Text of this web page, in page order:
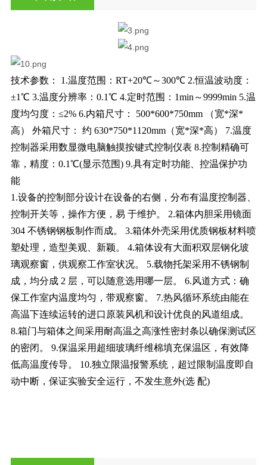
技术参数： 1.温度范围：RT+20℃～300℃ 2.恒温波动度：
±1℃ 3.温度分辨率：0.1℃ 4.定时范围：1min～9999min 5.温
度均匀度：≤2% 6.内箱尺寸： 500*600*750mm （宽*深*
高） 外箱尺寸： 约 630*750*1120mm（宽*深*高） 7.温度
控制器采用数显微电脑触摸按键式控制仪表 8.控制精确可
靠，精度：0.1℃(显示范围) 9.具有定时功能、控温保护功
能
1 .设备的控制部分设计在设备的右侧，分布有温度控制器、
控制开关等，操作方便，易 于维护。 2.箱体内胆采用镜面
304 不锈钢钢板制作而成。 3.箱体外壳采用优质钢板材料喷
塑处理，造型美观、新颖。 4.箱体设有大面积双层钢化玻
璃观察窗，供观察工作室状况。 5.载物托架采用不锈钢制
成，均分成 2 层，可以随意选用哪一层。 6.风道方式：确
保工作室内温度均匀，带观察窗。 7.热风循环系统由能在
高温下连续运转的进口原装风机和设计优良的风道组成。
8.箱门与箱体之间采用耐高温之高涨性密封条以确保测试区
的密闭。 9.保温采用超细玻璃纤维棉填充保温区，有效降
低高温度传导。 10.独立限温报警系统，超过限制温度即自
动中断，保证实验安全运行，不发生意外(选 配)